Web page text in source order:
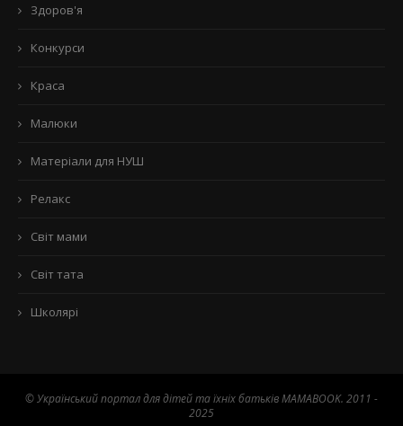
Здоров'я
Конкурси
Краса
Малюки
Матеріали для НУШ
Релакс
Світ мами
Світ тата
Школярі
© Український портал для дітей та їхніх батьків MAMABOOK. 2011 -
2025